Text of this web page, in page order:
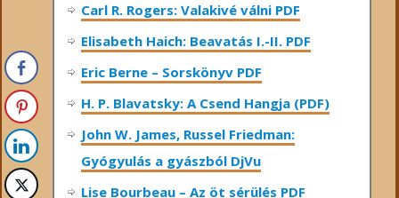
Carl R. Rogers: Valakivé válni PDF
Elisabeth Haich: Beavatás I.-II. PDF
Eric Berne – Sorskönyv PDF
H. P. Blavatsky: A Csend Hangja (PDF)
John W. James, Russel Friedman:
Gyógyulás a gyászból DjVu
Lise Bourbeau – Az öt sérülés PDF